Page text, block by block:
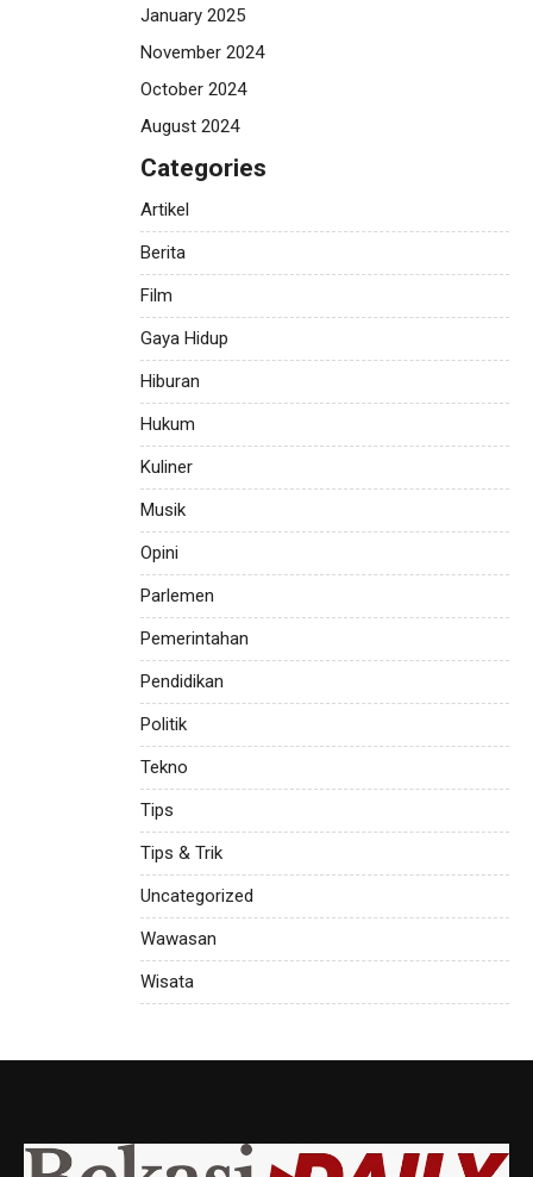
January 2025
November 2024
October 2024
August 2024
Categories
Artikel
Berita
Film
Gaya Hidup
Hiburan
Hukum
Kuliner
Musik
Opini
Parlemen
Pemerintahan
Pendidikan
Politik
Tekno
Tips
Tips & Trik
Uncategorized
Wawasan
Wisata